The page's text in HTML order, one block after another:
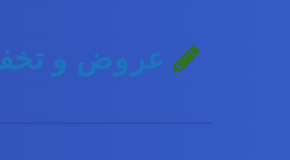
عروض و